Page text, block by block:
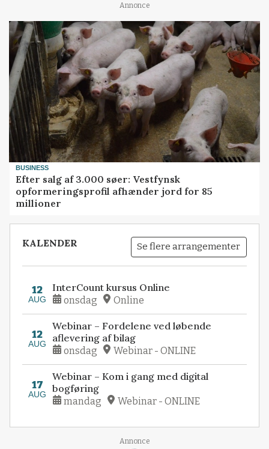
Annonce
BUSINESS
Efter salg af 3.000 søer: Vestfynsk
opformeringsprofil afhænder jord for 85
millioner
KALENDER Se flere arrangementer
12
AUG
InterCount kursus Online
onsdag Online
12
AUG
Webinar – Fordelene ved løbende
aflevering af bilag
onsdag Webinar - ONLINE
17
AUG
Webinar – Kom i gang med digital
bogføring
mandag Webinar - ONLINE
Annonce